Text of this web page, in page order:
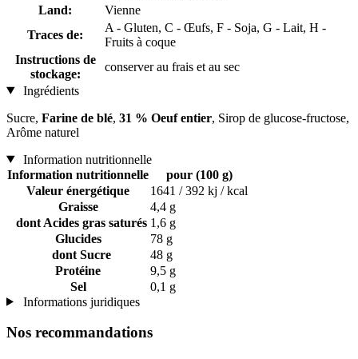
Land:
Vienne
Traces de:
A - Gluten, C - Œufs, F - Soja, G - Lait, H -
Fruits à coque
Instructions de
stockage:
conserver au frais et au sec
Ingrédients
Sucre, Farine de blé, 31 % Oeuf entier, Sirop de glucose-fructose,
Arôme naturel
Information nutritionnelle
Information nutritionnelle
pour (100 g)
Valeur énergétique
1641 / 392 kj / kcal
Graisse
4,4 g
dont Acides gras saturés 1,6 g
Glucides
78 g
dont Sucre
48 g
Protéine
9,5 g
Sel
0,1 g
Informations juridiques
Nos recommandations